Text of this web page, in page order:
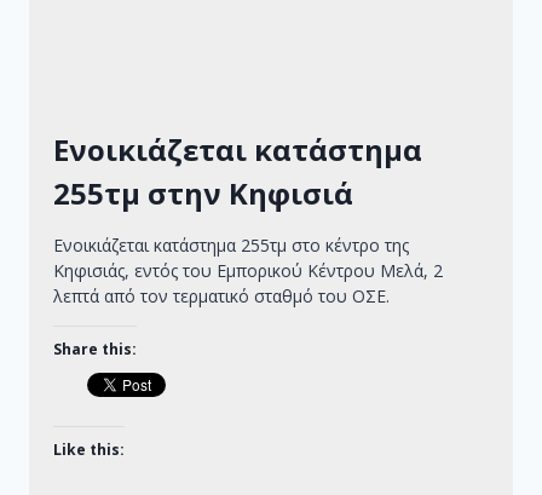
Ενοικιάζεται κατάστημα
255τμ στην Κηφισιά
Ενοικιάζεται κατάστημα 255τμ στο κέντρο της
Κηφισιάς, εντός του Εμπορικού Κέντρου Μελά, 2
λεπτά από τον τερματικό σταθμό του ΟΣΕ.
Share this:
Like this: